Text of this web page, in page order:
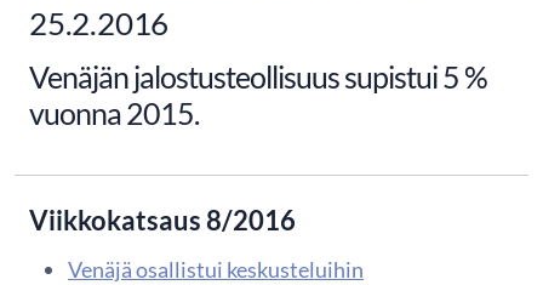
25.2.2016
Venäjän jalostusteollisuus supistui 5 %
vuonna 2015.
Viikkokatsaus 8/2016
Venäjä osallistui keskusteluihin